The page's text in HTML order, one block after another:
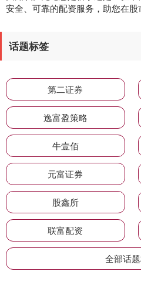
安全、可靠的配资服务，助您在股
话题标签
第二证券
逸富盈策略
牛壹佰
元富证券
股鑫所
联富配资
全部话